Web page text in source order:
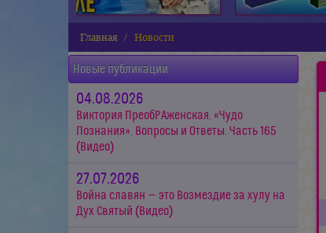
Главная Новости
Новые публикации
04.08.2026
Виктория ПреобРАженская. «Чудо
Познания». Вопросы и Ответы. Часть 165
(Видео)
27.07.2026
Война славян — это Возмездие за хулу на
Дух Святый (Видео)